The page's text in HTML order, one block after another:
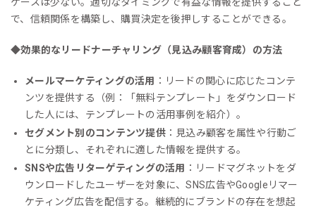
で、信頼関係を構築し、購買決定を後押しすることができる。
◆効果的なリードナーチャリング（見込み顧客育成）の方法
メールマーケティングの活用 ：リードの関心に応じたコンテ
ンツを提供する（例：「無料テンプレート」をダウンロード
した人には、テンプレートの活用事例を紹介）。
セグメント別のコンテンツ提供：見込み顧客を属性や行動ご
とに分類し、それぞれに適した情報を提供する。
SNSや広告リターゲティングの活用 ：リードマグネットをダ
ウンロードしたユーザーを対象に、SNS広告やGoogleリマー
ケティング広告を配信する。継続的にブランドの存在を想起